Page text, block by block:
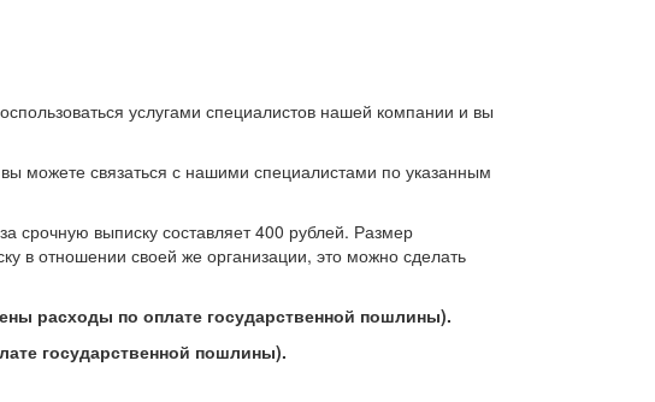
услугами специалистов нашей компании и вы
можете связаться с нашими специалистами по указанным
срочную выписку составляет 400 рублей. Размер
в отношении своей же организации, это можно сделать
расходы по оплате государственной пошлины).
государственной пошлины).